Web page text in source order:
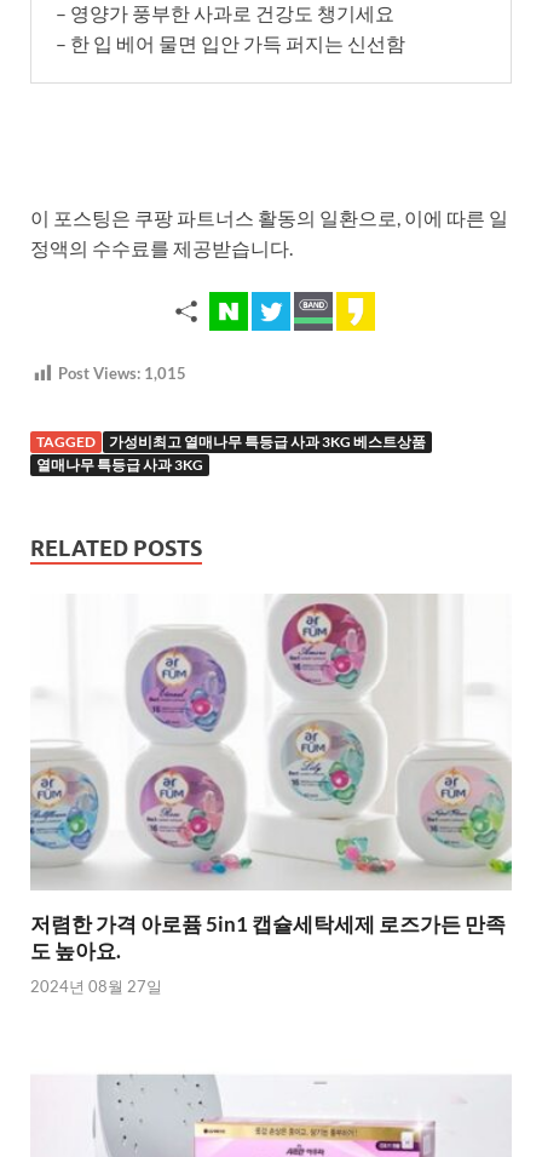
– 영양가 풍부한 사과로 건강도 챙기세요
– 한 입 베어 물면 입안 가득 퍼지는 신선함
이 포스팅은 쿠팡 파트너스 활동의 일환으로, 이에 따른 일
정액의 수수료를 제공받습니다.
Post Views: 1,015
TAGGED
가성비최고 열매나무 특등급 사과 3KG 베스트상품
열매나무 특등급 사과 3KG
RELATED POSTS
저렴한 가격 아로퓸 5in1 캡슐세탁세제 로즈가든 만족
도 높아요.
2024년 08월 27일